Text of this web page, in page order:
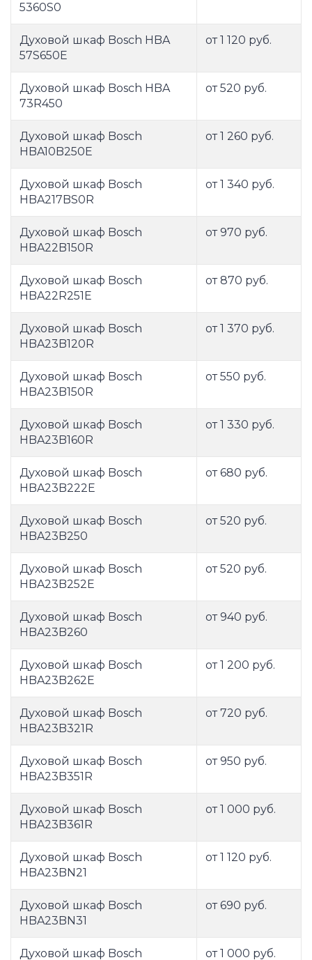
5360S0
Духовой шкаф Bosch HBA
57S650E
от 1 120 руб.
Духовой шкаф Bosch HBA
73R450
от 520 руб.
Духовой шкаф Bosch
HBA10B250E
от 1 260 руб.
Духовой шкаф Bosch
HBA217BS0R
от 1 340 руб.
Духовой шкаф Bosch
HBA22B150R
от 970 руб.
Духовой шкаф Bosch
HBA22R251E
от 870 руб.
Духовой шкаф Bosch
HBA23B120R
от 1 370 руб.
Духовой шкаф Bosch
HBA23B150R
от 550 руб.
Духовой шкаф Bosch
HBA23B160R
от 1 330 руб.
Духовой шкаф Bosch
HBA23B222E
от 680 руб.
Духовой шкаф Bosch
HBA23B250
от 520 руб.
Духовой шкаф Bosch
HBA23B252E
от 520 руб.
Духовой шкаф Bosch
HBA23B260
от 940 руб.
Духовой шкаф Bosch
HBA23B262E
от 1 200 руб.
Духовой шкаф Bosch
HBA23B321R
от 720 руб.
Духовой шкаф Bosch
HBA23B351R
от 950 руб.
Духовой шкаф Bosch
HBA23B361R
от 1 000 руб.
Духовой шкаф Bosch
HBA23BN21
от 1 120 руб.
Духовой шкаф Bosch
HBA23BN31
от 690 руб.
Духовой шкаф Bosch
от 1 000 руб.